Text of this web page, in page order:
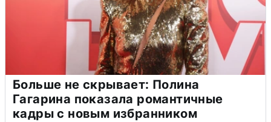
Больше не скрывает: Полина
Гагарина показала романтичные
кадры с новым избранником